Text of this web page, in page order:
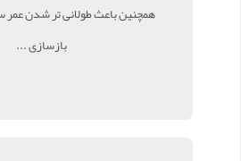
همچنین باعث طولانی تر شدن
بازسازی ...